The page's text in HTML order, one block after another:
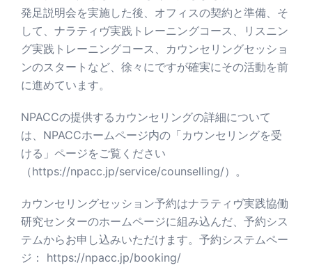
発足説明会を実施した後、オフィスの契約と準備、そ
して、ナラティヴ実践トレーニングコース、リスニン
グ実践トレーニングコース、カウンセリングセッショ
ンのスタートなど、徐々にですが確実にその活動を前
に進めています。
NPACCの提供するカウンセリングの詳細について
は、NPACCホームページ内の「カウンセリングを受
ける」ページをご覧ください
（https://npacc.jp/service/counselling/）。
カウンセリングセッション予約はナラティヴ実践協働
研究センターのホームページに組み込んだ、予約シス
テムからお申し込みいただけます。予約システムペー
ジ： https://npacc.jp/booking/